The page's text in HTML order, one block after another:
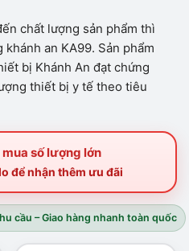
chất lượng sản phẩm thì
an KA99. Sản phẩm
bị Khánh An đạt chứng
thiết bị y tế theo tiêu
mua số lượng lớn
để nhận thêm ưu đãi
cầu – Giao hàng nhanh toàn quốc